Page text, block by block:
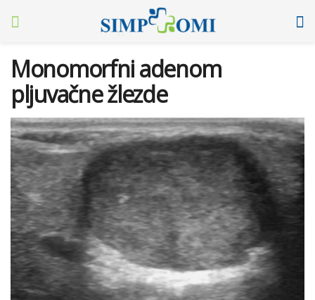
Monomorfni adenom
pljuvačne žlezde